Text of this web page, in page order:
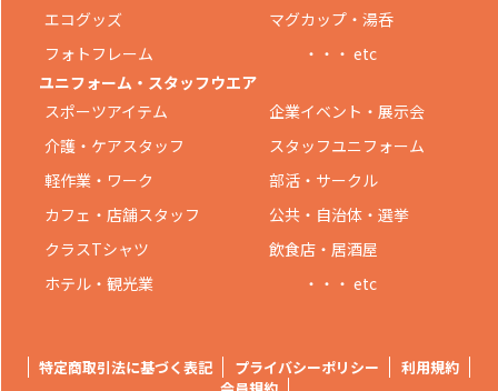
エコグッズ
マグカップ・湯呑
フォトフレーム
・・・ etc
ユニフォーム・スタッフウエア
スポーツアイテム
企業イベント・展示会
介護・ケアスタッフ
スタッフユニフォーム
軽作業・ワーク
部活・サークル
カフェ・店舗スタッフ
公共・自治体・選挙
クラスTシャツ
飲食店・居酒屋
ホテル・観光業
・・・ etc
特定商取引法に基づく表記 プライバシーポリシー
利用規約